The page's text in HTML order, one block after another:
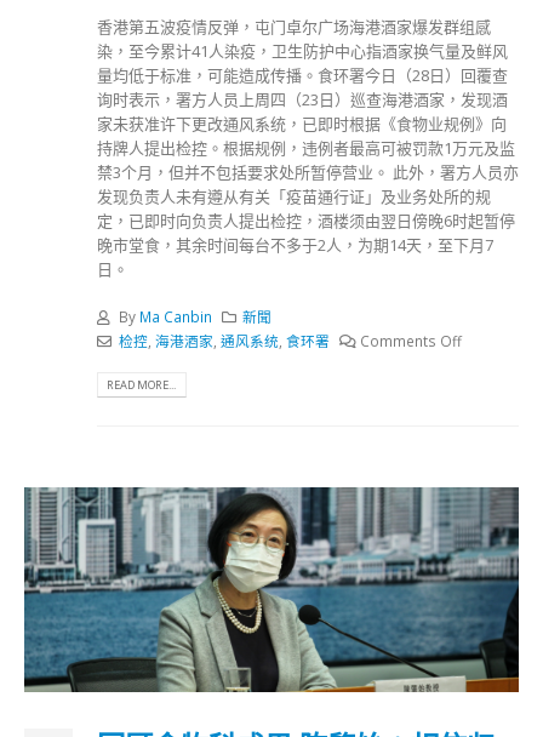
香港第五波疫情反弹，屯门卓尔广场海港酒家爆发群组感
染，至今累计41人染疫，卫生防护中心指酒家换气量及鲜风
量均低于标准，可能造成传播。食环署今日（28日）回覆查
询时表示，署方人员上周四（23日）巡查海港酒家，发现酒
家未获准许下更改通风系统，已即时根据《食物业规例》向
持牌人提出检控。根据规例，违例者最高可被罚款1万元及监
禁3个月，但并不包括要求处所暂停营业。 此外，署方人员亦
发现负责人未有遵从有关「疫苗通行证」及业务处所的规
定，已即时向负责人提出检控，酒楼须由翌日傍晚6时起暂停
晚市堂食，其余时间每台不多于2人，为期14天，至下月7
日。
By Ma Canbin
新聞
检控, 海港酒家 通风系统 食环署 Comments Off
READ MORE...